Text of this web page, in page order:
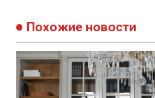
Похожие новости